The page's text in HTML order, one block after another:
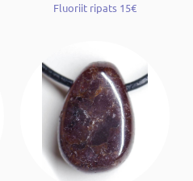
Fluoriit ripats 15€